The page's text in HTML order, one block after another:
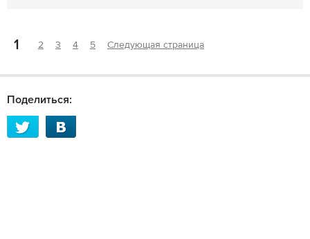
1 2 3 4 5 Следующая страница
Поделиться: